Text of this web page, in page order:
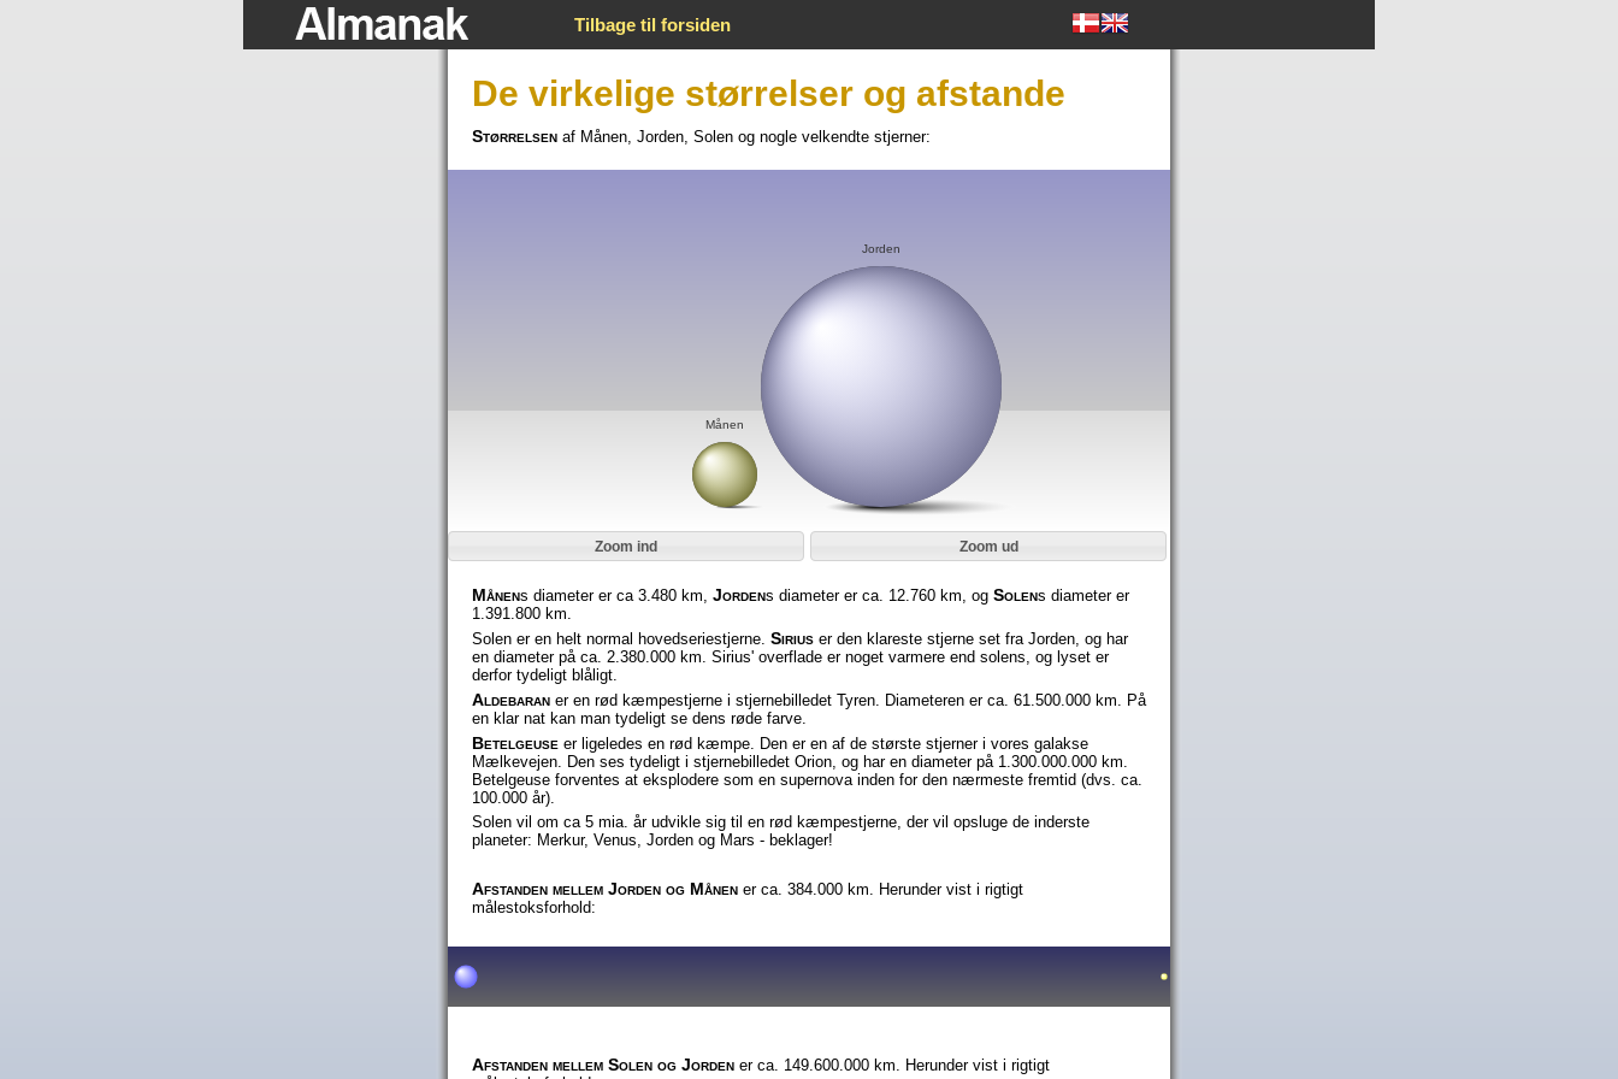
Tilbage til forsiden
De virkelige størrelser og afstande
Størrelsen af Månen, Jorden, Solen og nogle velkendte stjerner:
Månen
Jorden
Zoom ind Zoom ud
Månens diameter er ca 3.480 km, Jordens diameter er ca. 12.760 km, og Solens diameter er
1.391.800 km.
Solen er en helt normal hovedseriestjerne. Sirius er den klareste stjerne set fra Jorden, og har
en diameter på ca. 2.380.000 km. Sirius' overflade er noget varmere end solens, og lyset er
derfor tydeligt blåligt.
Aldebaran er en rød kæmpestjerne i stjernebilledet Tyren. Diameteren er ca. 61.500.000 km. På
en klar nat kan man tydeligt se dens røde farve.
Betelgeuse er ligeledes en rød kæmpe. Den er en af de største stjerner i vores galakse
Mælkevejen. Den ses tydeligt i stjernebilledet Orion, og har en diameter på 1.300.000.000 km.
Betelgeuse forventes at eksplodere som en supernova inden for den nærmeste fremtid (dvs. ca.
100.000 år).
Solen vil om ca 5 mia. år udvikle sig til en rød kæmpestjerne, der vil opsluge de inderste
planeter: Merkur, Venus, Jorden og Mars - beklager!
Afstanden mellem Jorden og Månen er ca. 384.000 km. Herunder vist i rigtigt
målestoksforhold:
Afstanden mellem Solen og Jorden er ca. 149.600.000 km. Herunder vist i rigtigt